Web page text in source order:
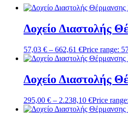
Δοχείο Διαστολής
57,03 € – 662,61 €Price range:
Δοχείο Διαστολής
295,00 € – 2.238,10 €Price